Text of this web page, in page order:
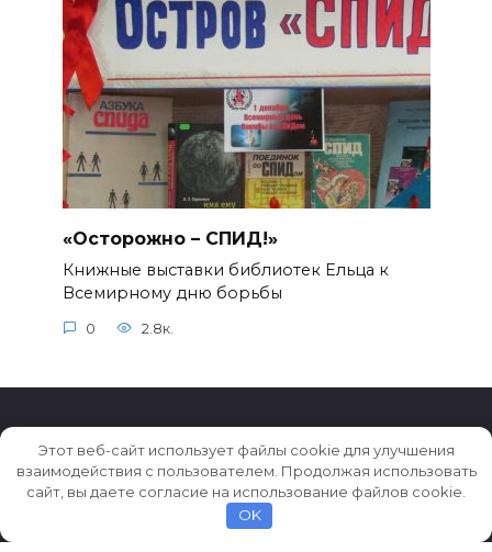
«Осторожно – СПИД!»
Книжные выставки библиотек Ельца к
Всемирному дню борьбы
0 2.8к.
© 2026 Истории ★ Новости ★ Факты ★ Очерки
Этот веб-сайт использует файлы cookie для улучшения
взаимодействия с пользователем. Продолжая использовать
сайт, вы даете согласие на использование файлов cookie.
OK